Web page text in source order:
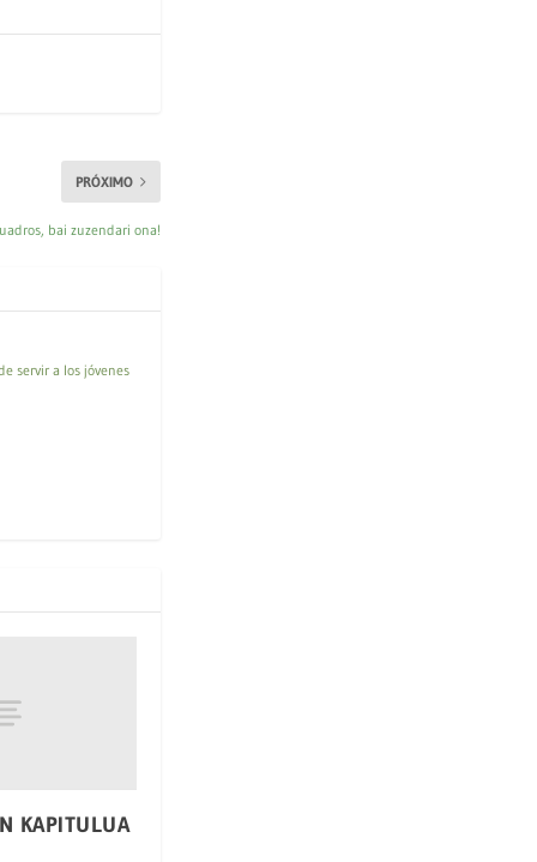
PRÓXIMO
bai zuzendari ona!
servir a los jóvenes
KAPITULUA